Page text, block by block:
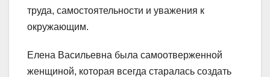
труда, самостоятельности и уважения к
окружающим.
Елена Васильевна была самоотверженной
женщиной, которая всегда старалась создать